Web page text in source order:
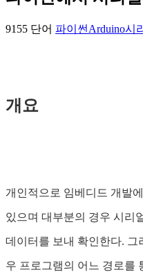
9155 단어 파이썬 Arduino시
개요
개인적으로 임베디드 개발
있으며 대부분의 경우 시리
데이터를 보내 확인한다. 그
우 프로그램의 어느 경로를